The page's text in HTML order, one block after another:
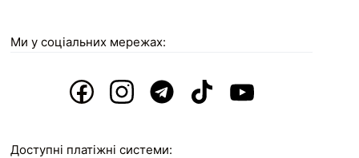
Ми у соціальних мережах:
Доступні платіжні системи: